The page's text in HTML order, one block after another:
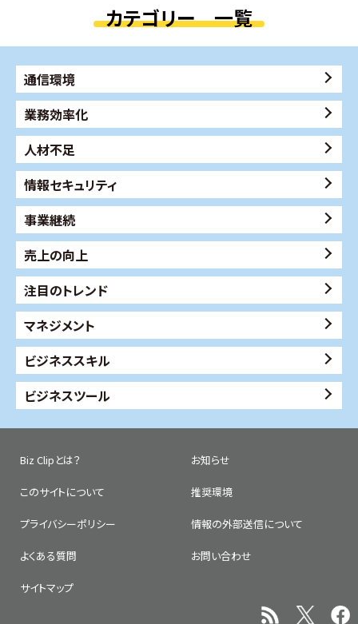
カテゴリー 一覧
通信環境
業務効率化
人材不足
情報セキュリティ
事業継続
売上の向上
注目のトレンド
マネジメント
ビジネススキル
ビジネスツール
Biz Clipとは？ お知らせ
このサイトについて 推奨環境
プライバシーポリシー 情報の外部送信について
よくある質問 お問い合わせ
サイトマップ